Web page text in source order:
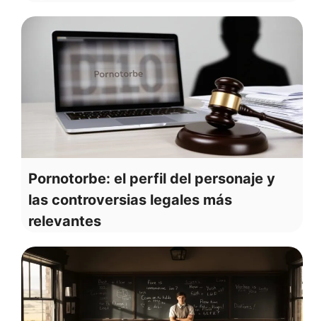
Pornotorbe: el perfil del personaje y
las controversias legales más
relevantes